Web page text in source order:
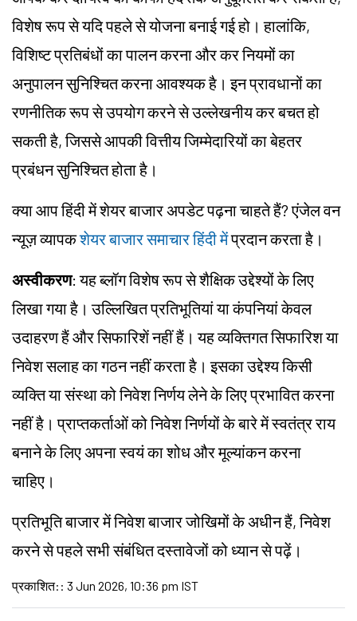
विशेष रूप से यदि पहले से योजना बनाई गई हो। हालांकि,
विशिष्ट प्रतिबंधों का पालन करना और कर नियमों का
अनुपालन सुनिश्चित करना आवश्यक है। इन प्रावधानों का
रणनीतिक रूप से उपयोग करने से उल्लेखनीय कर बचत हो
सकती है, जिससे आपकी वित्तीय जिम्मेदारियों का बेहतर
प्रबंधन सुनिश्चित होता है।
क्या आप हिंदी में शेयर बाजार अपडेट पढ़ना चाहते हैं? एंजेल वन
न्यूज़ व्यापकशेयर बाजार समाचार हिंदी मेंप्रदान करता है।
अस्वीकरण: यह ब्लॉग विशेष रूप से शैक्षिक उद्देश्यों के लिए
लिखा गया है। उल्लिखित प्रतिभूतियां या कंपनियां केवल
उदाहरण हैं और सिफारिशें नहीं हैं। यह व्यक्तिगत सिफारिश या
निवेश सलाह का गठन नहीं करता है। इसका उद्देश्य किसी
व्यक्ति या संस्था को निवेश निर्णय लेने के लिए प्रभावित करना
नहीं है। प्राप्तकर्ताओं को निवेश निर्णयों के बारे में स्वतंत्र राय
बनाने के लिए अपना स्वयं का शोध और मूल्यांकन करना
चाहिए।
प्रतिभूति बाजार में निवेश बाजार जोखिमों के अधीन हैं, निवेश
करने से पहले सभी संबंधित दस्तावेजों को ध्यान से पढ़ें।
प्रकाशित: : 3 Jun 2026, 10:36 pm IST